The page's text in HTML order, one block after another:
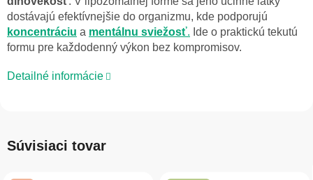
dostávajú efektívnejšie do organizmu, kde podporujú
koncentráciu a mentálnu sviežosť. Ide o praktickú tekutú
formu pre každodenný výkon bez kompromisov.
Detailné informácie
Súvisiaci tovar